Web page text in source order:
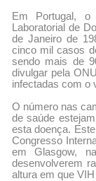
Em Portugal, o
Laboratorial de
de Janeiro de
cinco mil casos
sendo mais de
divulgar pela
infectadas com o
O número nas
de saúde
esta doença.
Congresso
em Glasgow,
desenvolverem
altura em que